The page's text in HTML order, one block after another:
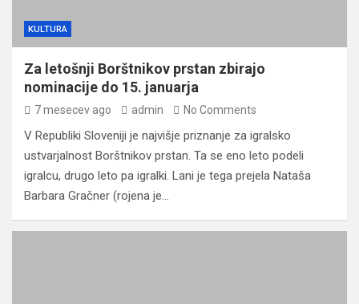
KULTURA
Za letošnji Borštnikov prstan zbirajo
nominacije do 15. januarja
7 mesecev ago admin No Comments
V Republiki Sloveniji je najvišje priznanje za igralsko
ustvarjalnost Borštnikov prstan. Ta se eno leto podeli
igralcu, drugo leto pa igralki. Lani je tega prejela Nataša
Barbara Gračner (rojena je…